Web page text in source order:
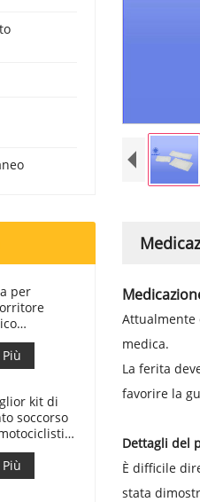
Attualmente
medica.
La ferita
favorire la
Dettagli del
È difficile
stata
per
di pronto
per
kit di
soccorso
per